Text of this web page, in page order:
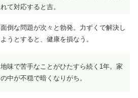
れて対応すると吉。
面倒な問題が次々と勃発。力ずくで解決し
ようとすると、健康を損なう。
地味で苦手なことがひたすら続く1年。家
の中が不穏で暗くなりがち。